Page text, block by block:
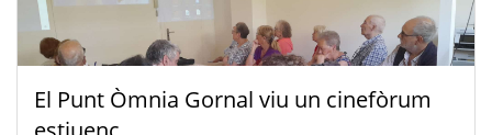
El Punt Òmnia Gornal viu un cinefòrum